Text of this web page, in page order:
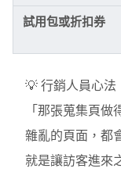
試用包或折扣券
💡 行銷人員心法
「那張蒐集頁
雜亂的頁面，都
就是讓訪客進來